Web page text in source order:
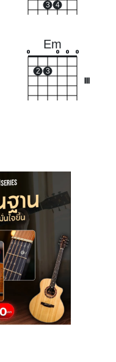
3 4
Em
o
2 3
o o o